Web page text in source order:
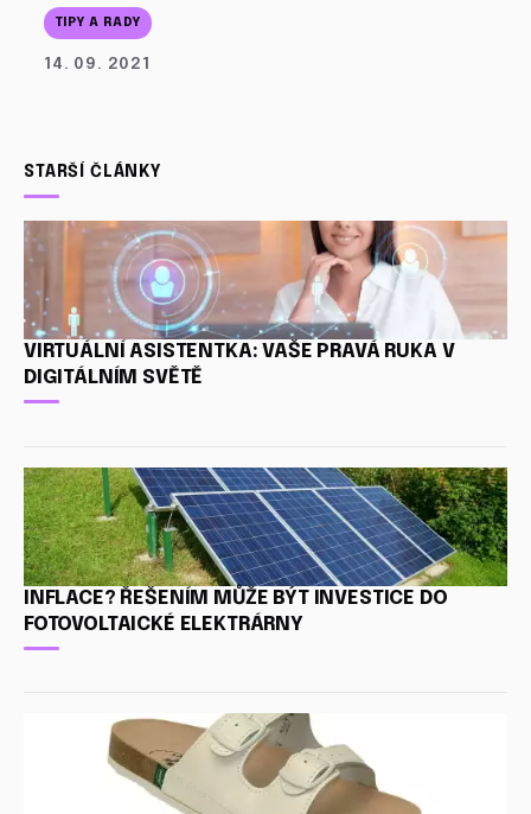
TIPY A RADY
14. 09. 2021
STARŠÍ ČLÁNKY
VIRTUÁLNÍ ASISTENTKA: VAŠE PRAVÁ RUKA V
DIGITÁLNÍM SVĚTĚ
INFLACE? ŘEŠENÍM MŮŽE BÝT INVESTICE DO
FOTOVOLTAICKÉ ELEKTRÁRNY